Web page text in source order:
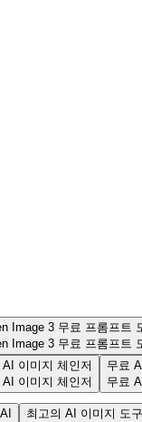
Image 3 무료 프롬프트
Image 3 무료 프롬프트
AI 이미지 체인저
AI 이미지 체인저
무료
무료
최고의 AI 이미지 도구